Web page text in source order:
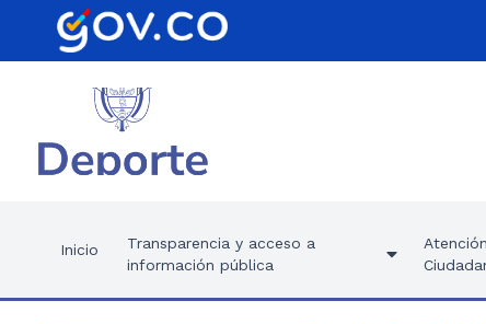
Inicio
Transparencia y acceso a
información pública